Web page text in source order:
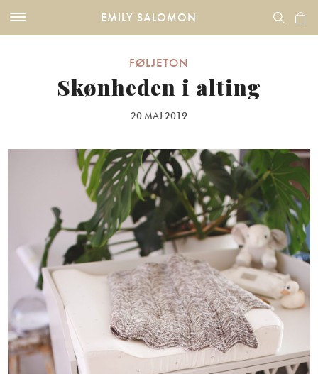
EMILY SALOMON
FØLJETON
Skønheden i alting
20 MAJ 2019